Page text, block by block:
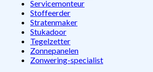
Servicemonteur
Stoffeerder
Stratenmaker
Stukadoor
Tegelzetter
Zonnepanelen
Zonwering-specialist